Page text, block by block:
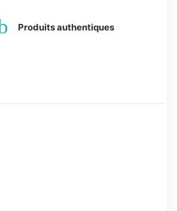
Produits authentiques